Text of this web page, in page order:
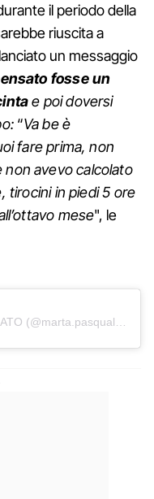
il periodo della
riuscita a
un messaggio
fosse un
e poi doversi
“Va be è
fare prima, non
avevo calcolato
tirocini in piedi 5 ore
mese", le